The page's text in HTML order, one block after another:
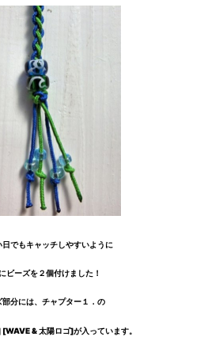
日でもキャッチしやすいように
ビーズを２個付けました！
部分には、チャプター１．の
& 太陽ロゴ]が入っています。